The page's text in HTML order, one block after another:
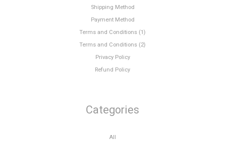
Shipping Method
Payment Method
Terms and Conditions (1)
Terms and Conditions (2)
Privacy Policy
Refund Policy
Categories
All